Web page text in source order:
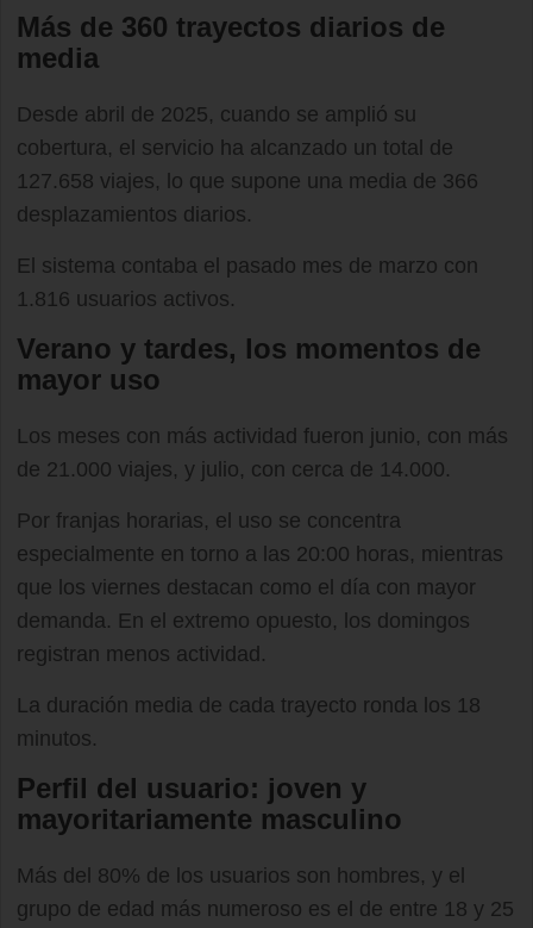
Más de 360 trayectos diarios de
media
Desde abril de 2025, cuando se amplió su
cobertura, el servicio ha alcanzado un total de
127.658 viajes, lo que supone una media de 366
desplazamientos diarios.
El sistema contaba el pasado mes de marzo con
1.816 usuarios activos.
Verano y tardes, los momentos de
mayor uso
Los meses con más actividad fueron junio, con más
de 21.000 viajes, y julio, con cerca de 14.000.
Por franjas horarias, el uso se concentra
especialmente en torno a las 20:00 horas, mientras
que los viernes destacan como el día con mayor
demanda. En el extremo opuesto, los domingos
registran menos actividad.
La duración media de cada trayecto ronda los 18
minutos.
Perfil del usuario: joven y
mayoritariamente masculino
Más del 80% de los usuarios son hombres, y el
grupo de edad más numeroso es el de entre 18 y 25